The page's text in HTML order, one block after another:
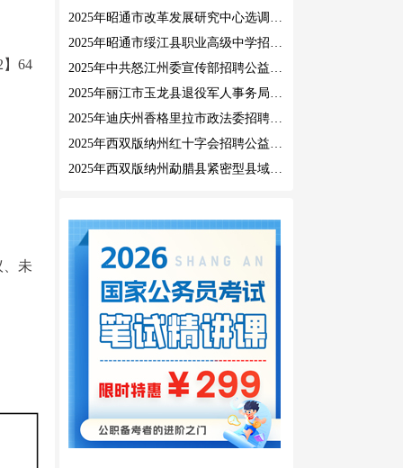
64
、未
2025年昭通市改革发展研究中心选调工作人员职业素质测评通告
2025年昭通市绥江县职业高级中学招聘编外紧缺临聘数学教师公告
2025年中共怒江州委宣传部招聘公益性岗位公告
2025年丽江市玉龙县退役军人事务局公益性岗位招聘公告
2025年迪庆州香格里拉市政法委招聘公益性岗位公告
2025年西双版纳州红十字会招聘公益性岗位人员公告
2025年西双版纳州勐腊县紧密型县域医共体招聘编外人员公告